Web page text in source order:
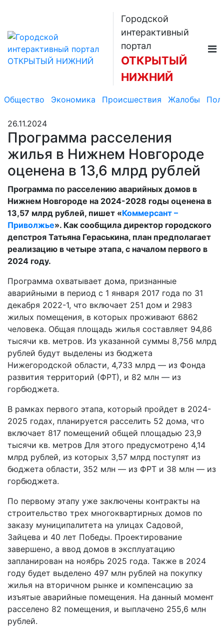
Городской
интерактивный
портал
ОТКРЫТЫЙ
НИЖНИЙ
Общество Экономика Происшествия Жалобы
26.11.2024
Программа расселения
жилья в Нижнем Новгороде
оценена в 13,6 млрд рублей
Программа по расселению аварийных домов в
Нижнем Новгороде на 2024-2028 годы оценена в
13,57 млрд рублей, пишет «Коммерсант –
Приволжье». Как сообщила директор городского
депстроя Татьяна Гераськина, план предполагает
реализацию в четыре этапа, с началом первого в
2024 году.
Программа охватывает дома, признанные
аварийными в период с 1 января 2017 года по 31
декабря 2022-1, что включает 251 дом и 2983
жилых помещения, в которых проживают 6862
человека. Общая площадь жилья составляет 94,86
тысячи кв. метров. Из указанной суммы 8,756 млрд
рублей будут выделены из бюджета
Нижегородской области, 4,733 млрд — из Фонда
развития территорий (ФРТ), и 82 млн — из
горбюджета.
В рамках первого этапа, который пройдет в 2024-
2025 годах, планируется расселить 52 дома, что
включает 817 помещений общей площадью 23,9
тысячи кв. метров Для этого предусмотрено 4,14
млрд рублей, из которых 3,57 млрд поступят из
бюджета области, 352 млн — из ФРТ и 38 млн — из
горбюджета.
По первому этапу уже заключены контракты на
строительство трех многоквартирных домов по
заказу муниципалитета на улицах Садовой,
Зайцева и 40 лет Победы. Проектирование
завершено, а ввод домов в эксплуатацию
запланирован на ноябрь 2025 года. Также в 2024
году будет выделено 497 млн рублей на покупку
жилья на вторичном рынке и компенсацию за
изъятые аварийные помещения. На данный момент
расселено 82 помещения, и выплачено 255,6 млн
рублей.